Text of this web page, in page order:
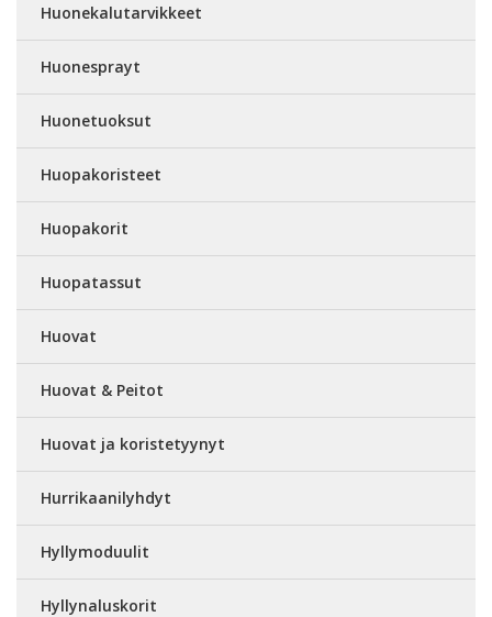
Huonekalutarvikkeet
Huonesprayt
Huonetuoksut
Huopakoristeet
Huopakorit
Huopatassut
Huovat
Huovat & Peitot
Huovat ja koristetyynyt
Hurrikaanilyhdyt
Hyllymoduulit
Hyllynaluskorit